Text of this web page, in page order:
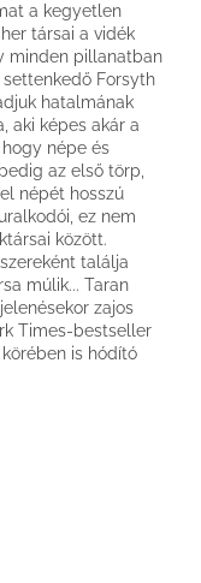
a kegyetlen
társai a vidék
minden pillanatban
Forsyth
hatalmának
aki képes akár a
népe és
az első törp,
népét hosszú
ez nem
között.
találja
múlik... Taran
zajos
Times-bestseller
is hódító